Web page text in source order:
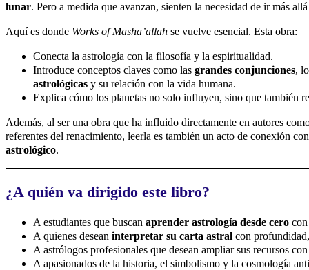
lunar. Pero a medida que avanzan, sienten la necesidad de ir más
Aquí es donde Works of Māshāʼallāh se vuelve esencial. Esta obra:
Conecta la astrología con la filosofía y la espiritualidad.
Introduce conceptos claves como las grandes conjunciones,
astrológicas y su relación con la vida humana.
Explica cómo los planetas no solo influyen, sino que también
Además, al ser una obra que ha influido directamente en autores
referentes del renacimiento, leerla es también un acto de conexión
astrológico.
¿A quién va dirigido este libro?
A estudiantes que buscan aprender astrología desde cero
A quienes desean interpretar su carta astral con
A astrólogos profesionales que desean ampliar sus recursos
A apasionados de la historia, el simbolismo y la cosmología